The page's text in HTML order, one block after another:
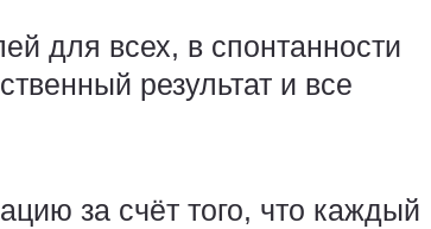
для всех, в спонтанности
результат и все
за счёт того, что каждый